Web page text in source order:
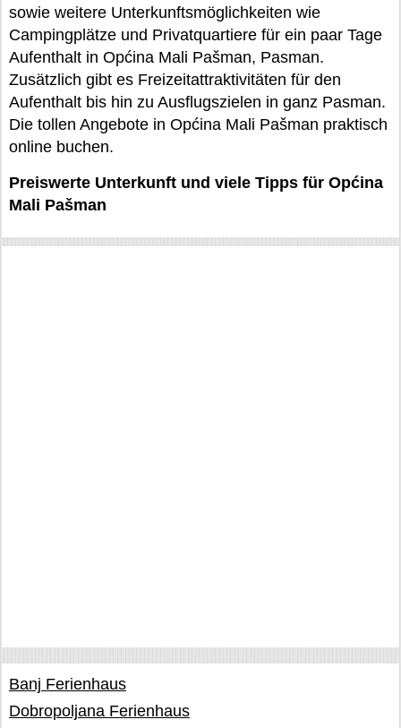
sowie weitere Unterkunftsmöglichkeiten wie
Campingplätze und Privatquartiere für ein paar Tage
Aufenthalt in Općina Mali Pašman, Pasman.
Zusätzlich gibt es Freizeitattraktivitäten für den
Aufenthalt bis hin zu Ausflugszielen in ganz Pasman.
Die tollen Angebote in Općina Mali Pašman praktisch
online buchen.
Preiswerte Unterkunft und viele Tipps für Općina
Mali Pašman
Banj Ferienhaus
Dobropoljana Ferienhaus